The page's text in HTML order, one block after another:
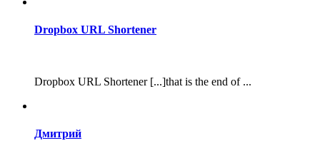
Dropbox URL Shortener
Dropbox URL Shortener [...]that is the end of ...
Дмитрий